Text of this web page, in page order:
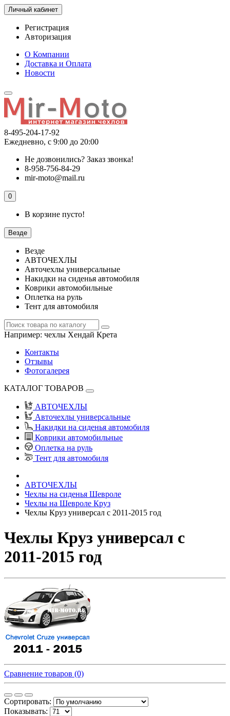
Личный кабинет
Регистрация
Авторизация
О Компании
Доставка и Оплата
Новости
8-495-204-17-92
Ежедневно, с 9:00 до 20:00
Не дозвонились? Заказ звонка!
8-958-756-84-29
mir-moto@mail.ru
0
В корзине пусто!
Везде
Везде
АВТОЧЕХЛЫ
Авточехлы универсальные
Накидки на сиденья автомобиля
Коврики автомобильные
Оплетка на руль
Тент для автомобиля
Например: чехлы Хендай Крета
Контакты
Отзывы
Фотогалерея
КАТАЛОГ ТОВАРОВ
АВТОЧЕХЛЫ
Авточехлы универсальные
Накидки на сиденья автомобиля
Коврики автомобильные
Оплетка на руль
Тент для автомобиля
АВТОЧЕХЛЫ
Чехлы на сиденья Шевроле
Чехлы на Шевроле Круз
Чехлы Круз универсал с 2011-2015 год
Чехлы Круз универсал с
2011-2015 год
Сравнение товаров (0)
Сортировать:
Показывать: